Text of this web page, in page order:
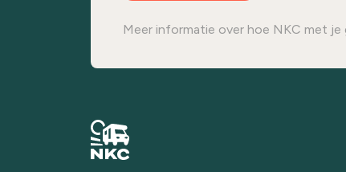
Meer informatie over hoe NKC met